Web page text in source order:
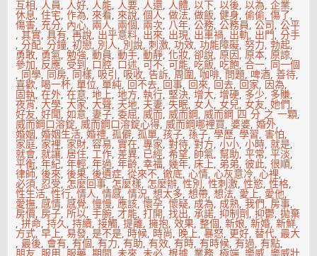
有
什
麼
關
係？
互相,人員,人好,人能,人要,人還,人體,以下,以後,以為,企業,
休息,住宅,作為,來看,來說,個人,做法,做飯,健身,偷偷,傷了,
傷害, 充分, 內心, 兩人, 兩個, 兩次, 八年,公務,公務員,公司,公平
,其實,具有,再說, 出乎意料, 出來, 出現, 出車禍, 出軌, 出門,分手
,分配,分鐘,初戀, 別人, 別說,刺激,功效,功能障礙,努力,勃起,
勇敢, 勇氣,勉強,動員,動手,動靜,化妝,卻說,原因,原本,原諒,
參加, 反應, 受到, 口腔, 口述,可不,可能, 吃飯, 吃飽,合一, 同一個
, 同學, 同房, 同樣, 吸引, 吸收,告訴,周圍, 咖啡, 問題, 啤酒,善待,
喜歡, 喝一杯,單位,單純, 回不去, 回事, 回來, 回去, 回家, 因為,
固執,在外,在意,地上,地方,執行,堅決,增大,增硬, 多少, 多賺,
夜宵,大學,大家,大聲, 天地, 夫妻,失眠,女人,女兒,女友,她們,
好友,好聞,如意,妻子,委屈,威而,威而鋼,威而鋼 四 分 之 一顆,
威而鋼口溶錠,威而鋼口溶錠心得,威而鋼哪裡買,婆婆,婚外,
婚姻,婚姻生活,婚禮,孤僻,孤單,孩子,孫子,學歷,學習,害怕,
家庭, 家裡, 家財,容易,實在,專家,對待,對方,小小,小時,就是,
就會,就讓,居住,工作,差異, 已經,希望, 帥氣,幫助,平常,平淡,
平衡,年紀,年輕,年過,年齡,幸福,幾年,床上, 弟弟,彼此,很順,
律師,後來,後果,後遺症,從來不,徹底,心情,心灰意冷,心裡,
必須, 忍受, 怎麼回事, 怎麼樣, 怎麼辦,性別,性刺激,性慾,性格,
性生活,性行,情人,情感,情況,想太多,想帶,想法, 愛上, 愛他,
愛撫,感情,感覺,慢慢,應該,懷孕,懷疑,成為,成熟,我們,房事,
房價,房子,所以,手腕,才能,打開,找出,承諾,抑制劑,抑鬱,拋棄
,拼命,持久,持續,接觸,提離,擁抱,效果,整個,新娘,新婚,新鮮,
方式,早上,易發,是不是, 時候, 時尚, 晚上,暴怒, 更好,替代,最大
,最後, 會有,有個,有力,有助,有效,有時,有時候,有過,有點,